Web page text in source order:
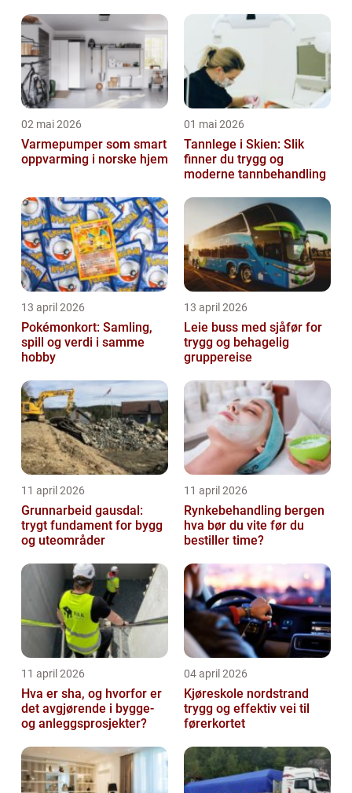
02 mai 2026
Varmepumper som smart
oppvarming i norske hjem
01 mai 2026
Tannlege i Skien: Slik
finner du trygg og
moderne tannbehandling
13 april 2026
Pokémonkort: Samling,
spill og verdi i samme
hobby
13 april 2026
Leie buss med sjåfør for
trygg og behagelig
gruppereise
11 april 2026
Grunnarbeid gausdal:
trygt fundament for bygg
og uteområder
11 april 2026
Rynkebehandling bergen
hva bør du vite før du
bestiller time?
11 april 2026
Hva er sha, og hvorfor er
det avgjørende i bygge-
og anleggsprosjekter?
04 april 2026
Kjøreskole nordstrand
trygg og effektiv vei til
førerkortet